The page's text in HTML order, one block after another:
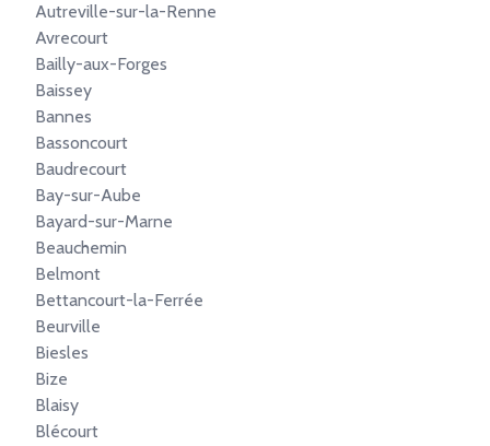
Autreville-sur-la-Renne
Avrecourt
Bailly-aux-Forges
Baissey
Bannes
Bassoncourt
Baudrecourt
Bay-sur-Aube
Bayard-sur-Marne
Beauchemin
Belmont
Bettancourt-la-Ferrée
Beurville
Biesles
Bize
Blaisy
Blécourt